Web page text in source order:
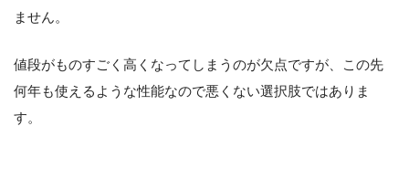
ません。
値段がものすごく高くなってしまうのが欠点ですが、この先
何年も使えるような性能なので悪くない選択肢ではありま
す。